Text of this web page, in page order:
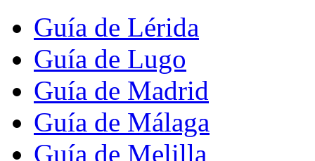
Guía de Lérida
Guía de Lugo
Guía de Madrid
Guía de Málaga
Guía de Melilla